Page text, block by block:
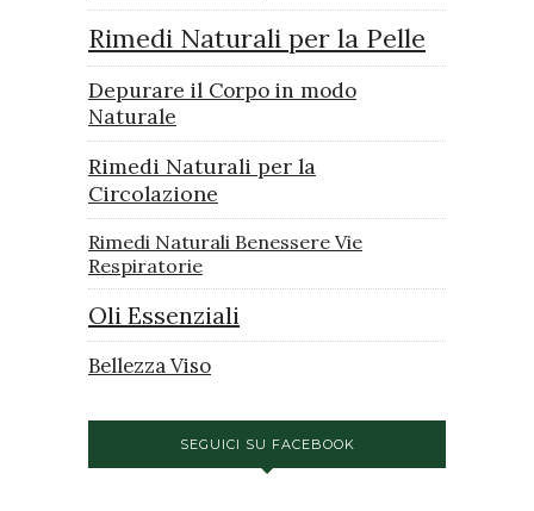
Rimedi Naturali per la Pelle
Depurare il Corpo in modo
Naturale
Rimedi Naturali per la
Circolazione
Rimedi Naturali Benessere Vie
Respiratorie
Oli Essenziali
Bellezza Viso
SEGUICI SU FACEBOOK